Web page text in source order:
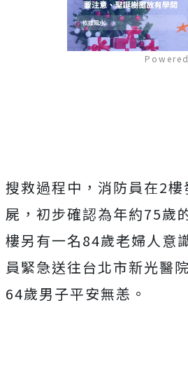
搜救過程中，消防員在2樓
屍，初步確認為年約75歲
樓另有一名84歲老婦人意
員緊急送往台北市新光醫
64歲男子平安無恙。